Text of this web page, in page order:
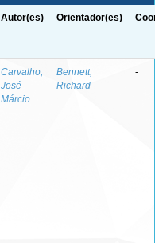
Autor(es) Orientador(es)
Carvalho,
José
Márcio
Bennett,
Richard
-